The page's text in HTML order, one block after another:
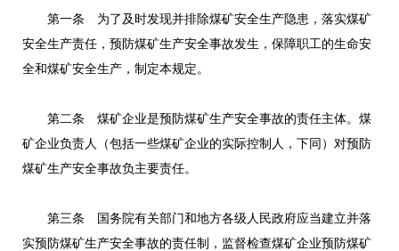
第一条 为了及时发现并排除煤矿安全生产隐患，落实煤矿
安全生产责任，预防煤矿生产安全事故发生，保障职工的生命安
全和煤矿安全生产，制定本规定。
第二条 煤矿企业是预防煤矿生产安全事故的责任主体。煤
矿企业负责人（包括一些煤矿企业的实际控制人，下同）对预防
煤矿生产安全事故负主要责任。
第三条 国务院有关部门和地方各级人民政府应当建立并落
实预防煤矿生产安全事故的责任制，监督检查煤矿企业预防煤矿